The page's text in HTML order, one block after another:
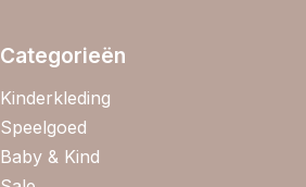
Categorieën
Kinderkleding
Speelgoed
Baby & Kind